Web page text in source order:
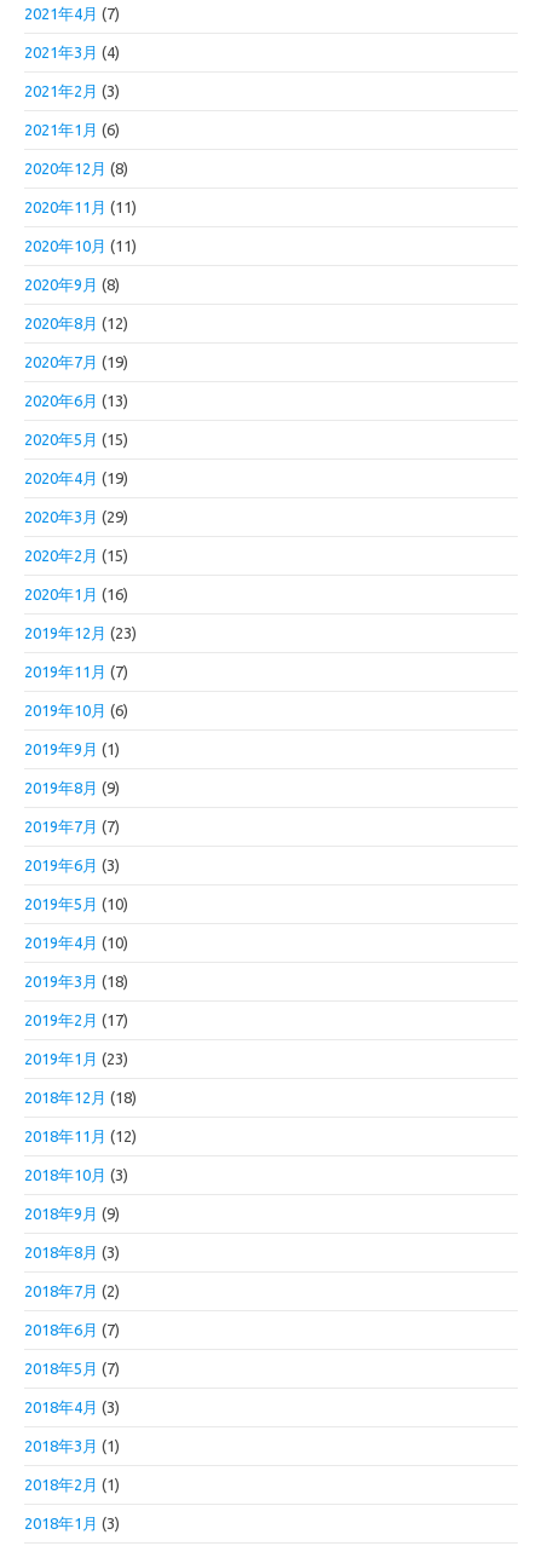
2021年4月 (7)
2021年3月 (4)
2021年2月 (3)
2021年1月 (6)
2020年12月 (8)
2020年11月 (11)
2020年10月 (11)
2020年9月 (8)
2020年8月 (12)
2020年7月 (19)
2020年6月 (13)
2020年5月 (15)
2020年4月 (19)
2020年3月 (29)
2020年2月 (15)
2020年1月 (16)
2019年12月 (23)
2019年11月 (7)
2019年10月 (6)
2019年9月 (1)
2019年8月 (9)
2019年7月 (7)
2019年6月 (3)
2019年5月 (10)
2019年4月 (10)
2019年3月 (18)
2019年2月 (17)
2019年1月 (23)
2018年12月 (18)
2018年11月 (12)
2018年10月 (3)
2018年9月 (9)
2018年8月 (3)
2018年7月 (2)
2018年6月 (7)
2018年5月 (7)
2018年4月 (3)
2018年3月 (1)
2018年2月 (1)
2018年1月 (3)